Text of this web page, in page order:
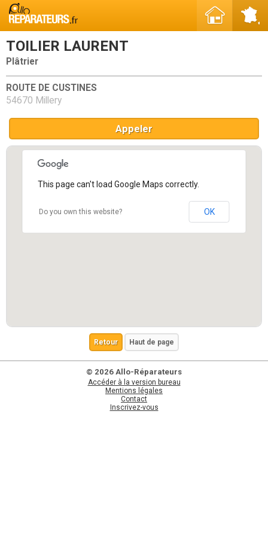
TOILIER LAURENT
Plâtrier
ROUTE DE CUSTINES
54670 Millery
Appeler
This page can't load Google Maps correctly.
Do you own this website? OK
Retour Haut de page
© 2026 Allo-Réparateurs
Accéder à la version bureau
Mentions légales
Contact
Inscrivez-vous